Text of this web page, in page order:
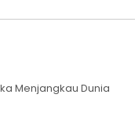
Menjangkau Dunia